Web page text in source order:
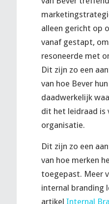
alleen gericht op
vanaf gestapt,
resoneerde met
Dit zijn zo een
van hoe Beverhun
daadwerkelijk
dit het leidraad is
organisatie.
Dit zijn zo een
van hoe merken
toegepast. Meer
internal branding
artikel Internal